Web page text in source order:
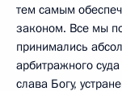
тем самым
законом. Все мы
принимались
арбитражного
слава Богу,